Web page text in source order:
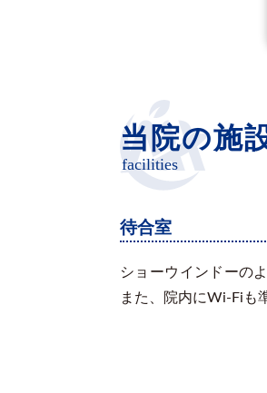
当院の施
facilities
待合室
ショーウインドーの
また、院内にWi-Fiも